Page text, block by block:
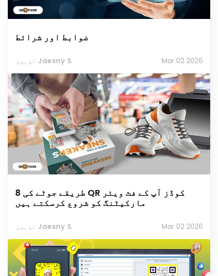
ضوابط اور شرائط
توہین Jaesny S. Mar 02 2026
8 طریقے جوٹے کی QR کوڈز آپ کے فٹ ویئر
مارکیٹنگ کو شروع کرسکتے ہیں
توہین Jaesny S. Mar 02 2026